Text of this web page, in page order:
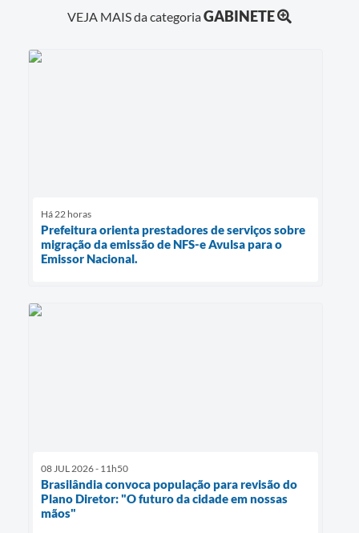
VEJA MAIS da categoriaGABINETE
Há 22 horas
Prefeitura orienta prestadores de serviços sobre
migração da emissão de NFS-e Avulsa para o
Emissor Nacional.
08 JUL 2026 - 11h50
Brasilândia convoca população para revisão do
Plano Diretor: "O futuro da cidade em nossas
mãos"